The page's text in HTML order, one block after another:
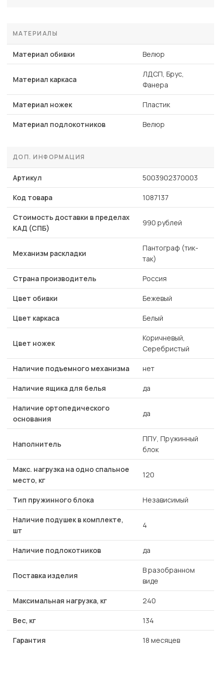
МАТЕРИАЛЫ
Материал обивки Велюр
Материал каркаса
ЛДСП, Брус,
Фанера
Материал ножек Пластик
Материал подлокотников Велюр
ДОП. ИНФОРМАЦИЯ
Артикул 5003902370003
Код товара 1087137
Стоимость доставки в пределах
КАД (СПБ)
990 рублей
Механизм раскладки
Пантограф (тик-
так)
Страна производитель Россия
Цвет обивки Бежевый
Цвет каркаса Белый
Цвет ножек
Коричневый,
Серебристый
Наличие подъемного механизма нет
Наличие ящика для белья да
Наличие ортопедического
основания
да
Наполнитель
ППУ, Пружинный
блок
Макс. нагрузка на одно спальное
место, кг
120
Тип пружинного блока Независимый
Наличие подушек в комплекте,
шт
4
Наличие подлокотников да
Поставка изделия
В разобранном
виде
Максимальная нагрузка, кг 240
Вес, кг 134
Гарантия 18 месяцев